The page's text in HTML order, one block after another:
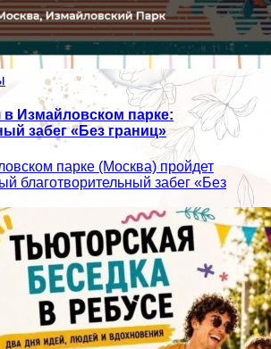
в Измайловском парке:
забег «Без границ»
парке (Москва) пройдет
благотворительный забег «Без